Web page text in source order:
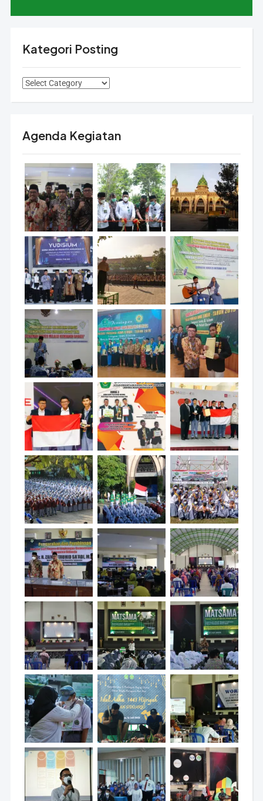
Kategori Posting
Agenda Kegiatan